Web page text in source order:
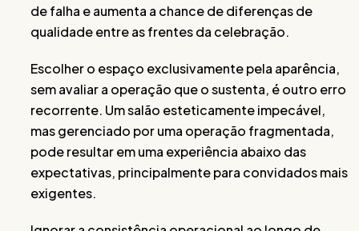
de falha e aumenta a chance de diferenças de
qualidade entre as frentes da celebração.
Escolher o espaço exclusivamente pela aparência,
sem avaliar a operação que o sustenta, é outro erro
recorrente. Um salão esteticamente impecável,
mas gerenciado por uma operação fragmentada,
pode resultar em uma experiência abaixo das
expectativas, principalmente para convidados mais
exigentes.